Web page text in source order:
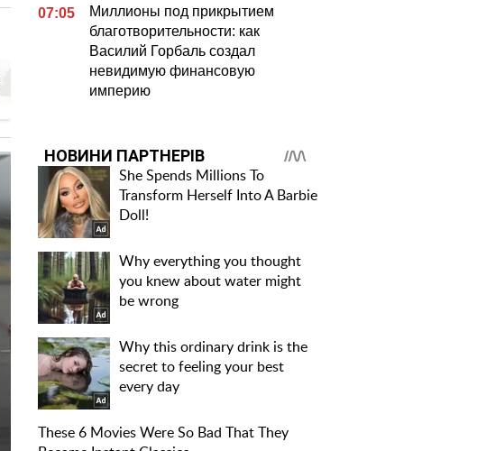
Буквально голая
Анна Тринчер
и аппетитные
активы сразят
наповал
07:05
Миллионы под прикрытием
благотворительности: как
Василий Горбаль создал
невидимую финансовую
империю